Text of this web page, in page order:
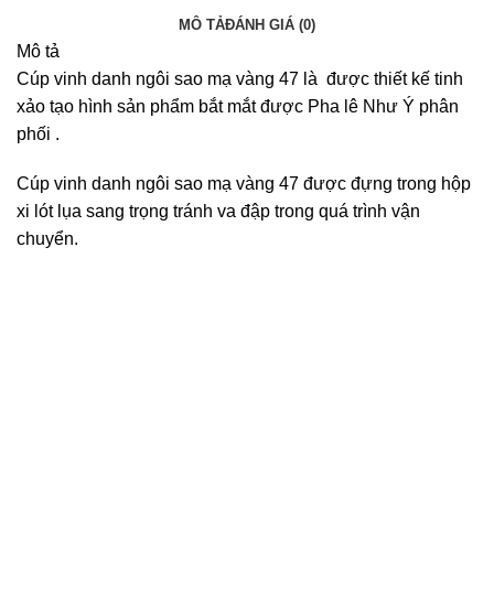
MÔ TẢĐÁNH GIÁ (0)
Mô tả
Cúp vinh danh ngôi sao mạ vàng 47 là được thiết kế tinh
xảo tạo hình sản phẩm bắt mắt được Pha lê Như Ý phân
phối .
Cúp vinh danh ngôi sao mạ vàng 47 được đựng trong hộp
xi lót lụa sang trọng tránh va đập trong quá trình vận
chuyển.